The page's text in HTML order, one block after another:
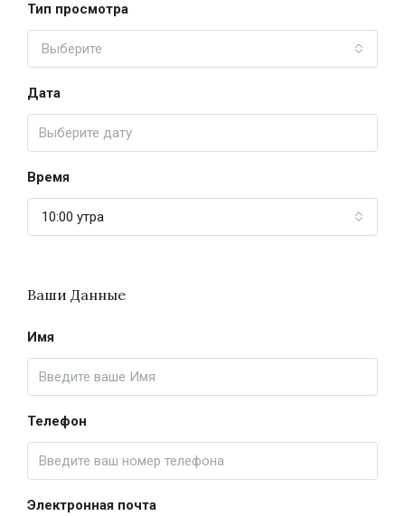
Тип просмотра
Выберите
Дата
Время
10:00 утра
Ваши Данные
Имя
Телефон
Электронная почта